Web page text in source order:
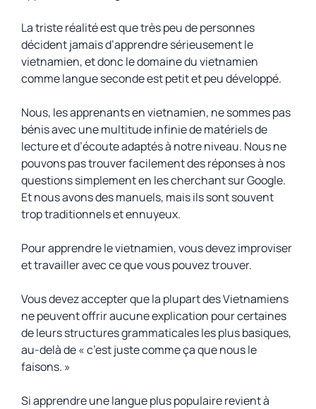
La triste réalité est que très peu de personnes
décident jamais d’apprendre sérieusement le
vietnamien, et donc le domaine du vietnamien
comme langue seconde est petit et peu développé.
Nous, les apprenants en vietnamien, ne sommes pas
bénis avec une multitude infinie de matériels de
lecture et d’écoute adaptés à notre niveau. Nous ne
pouvons pas trouver facilement des réponses à nos
questions simplement en les cherchant sur Google.
Et nous avons des manuels, mais ils sont souvent
trop traditionnels et ennuyeux.
Pour apprendre le vietnamien, vous devez improviser
et travailler avec ce que vous pouvez trouver.
Vous devez accepter que la plupart des Vietnamiens
ne peuvent offrir aucune explication pour certaines
de leurs structures grammaticales les plus basiques,
au-delà de « c’est juste comme ça que nous le
faisons. »
Si apprendre une langue plus populaire revient à